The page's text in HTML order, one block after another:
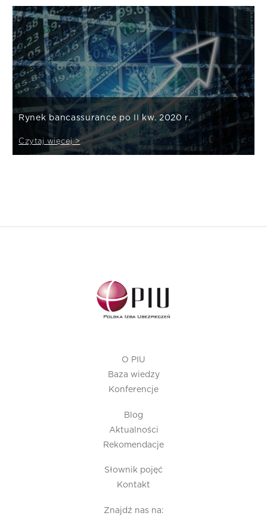
Rynek bancassurance po II kw. 2020 r.
Czytaj więcej >
O PIU
Baza wiedzy
Konferencje
Blog
Aktualności
Rekomendacje
Słownik pojęć
Kontakt
Znajdź nas na: